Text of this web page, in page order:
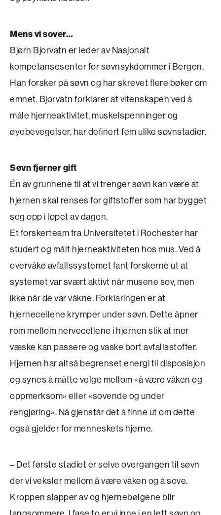
Mens vi sover…
Bjørn Bjorvatn er leder av Nasjonalt
kompetansesenter for søvnsykdommer i Bergen.
Han forsker på søvn og har skrevet flere bøker om
emnet. Bjorvatn forklarer at vitenskapen ved å
måle hjerneaktivitet, muskelspenninger og
øyebevegelser, har definert fem ulike søvnstadier.
Søvn fjerner gift
Én av grunnene til at vi trenger søvn kan være at
hjernen skal renses for giftstoffer som har bygget
seg opp i løpet av dagen.
Et forskerteam fra Universitetet i Rochester har
studert og målt hjerneaktiviteten hos mus. Ved å
overvåke avfallssystemet fant forskerne ut at
systemet var svært aktivt når musene sov, men
ikke når de var våkne. Forklaringen er at
hjernecellene krymper under søvn. Dette åpner
rom mellom nerve­cellene i hjernen slik at mer
væske kan passere og vaske bort avfallsstoffer.
Hjernen har altså begrenset energi til disposisjon
og synes å måtte velge mellom «å være våken og
oppmerksom» eller «sovende og under
rengjøring». Nå gjenstår det å finne ut om dette
også gjelder for menneskets hjerne.
– Det første stadiet er selve overgangen til søvn
der vi veksler mellom å være våken og å sove.
Kroppen slapper av og hjernebølgene blir